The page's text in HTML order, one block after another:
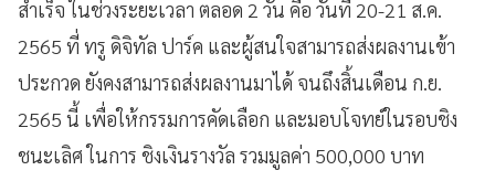
สำเร็จ ในช่วงระยะเวลา ตลอด 2 วัน คือ วันที่ 20-21 ส.ค.
2565 ที่ ทรู ดิจิทัล ปาร์ค และผู้สนใจสามารถส่งผลงานเข้า
ประกวด ยังคงสามารถส่งผลงานมาได้ จนถึงสิ้นเดือน ก.ย.
2565 นี้ เพื่อให้กรรมการคัดเลือก และมอบโจทย์ในรอบชิง
ชนะเลิศ ในการ ชิงเงินรางวัล รวมมูลค่า 500,000 บาท